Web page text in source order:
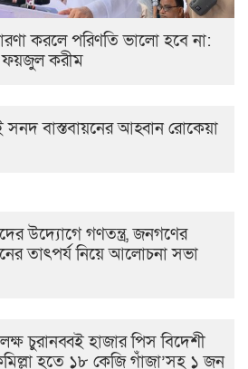
করলে পরিণতি ভালো হবে না:
ফয়জুল করীম
সনদ বাস্তবায়নের আহ্বান রোকেয়া
উদ্যোগে গণতন্ত্র, জনগণের
তাৎপর্য নিয়ে আলোচনা সভা
চুরানব্বই হাজার পিস বিদেশী
হতে ১৮ কেজি গাঁজা’সহ ১ জন